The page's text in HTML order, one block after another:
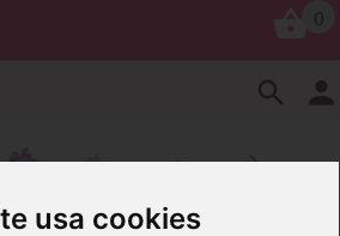
usa cookies